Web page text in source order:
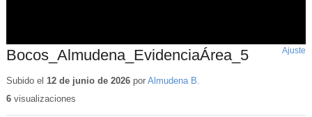
Bocos_Almudena_EvidenciaÁrea_5 Ajuste
Subido el 12 de junio de 2026por Almudena B.
6visualizaciones